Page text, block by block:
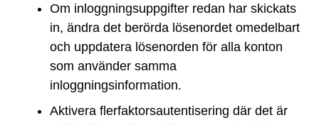
Om inloggningsuppgifter redan har skickats
in, ändra det berörda lösenordet omedelbart
och uppdatera lösenorden för alla konton
som använder samma
inloggningsinformation.
Aktivera flerfaktorsautentisering där det är